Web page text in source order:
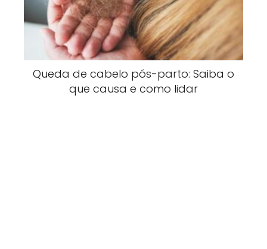
Queda de cabelo pós-parto: Saiba o
que causa e como lidar